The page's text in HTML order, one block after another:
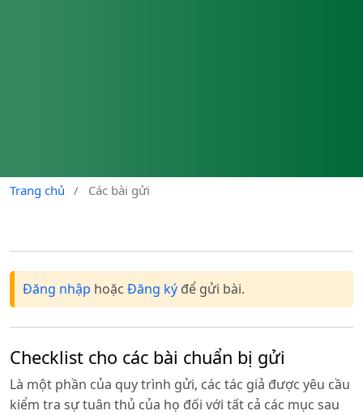
Trang chủ / Các bài gửi
Đăng nhập hoặc Đăng ký để gửi bài.
Checklist cho các bài chuẩn bị gửi
Là một phần của quy trình gửi, các tác giả được yêu cầu
kiểm tra sự tuân thủ của họ đối với tất cả các mục sau